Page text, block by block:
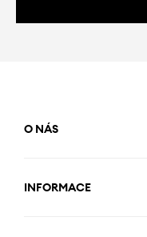
O NÁS
INFORMACE